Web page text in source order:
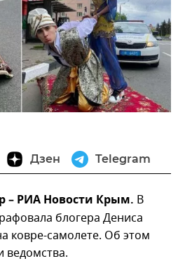
Дзен Telegram
– РИА Новости Крым. В
блогера Дениса
ковре-самолете. Об этом
ведомства.